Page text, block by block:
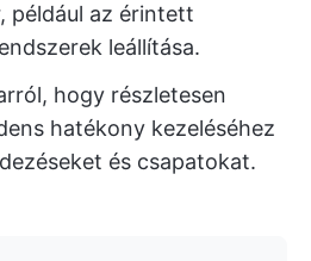
például az érintett
leállítása.
hogy részletesen
hatékony kezeléséhez
és csapatokat.